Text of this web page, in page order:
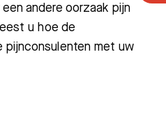
andere oorzaak pijn
leest u hoe de
pijnconsulenten met uw